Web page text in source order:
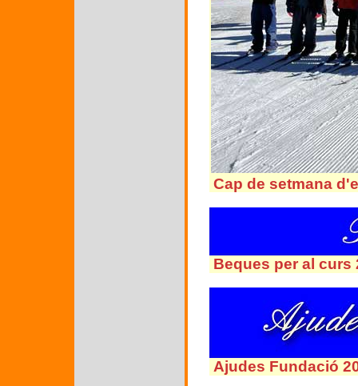
Cap de setmana
Beques per al curs
Ajudes Fundació